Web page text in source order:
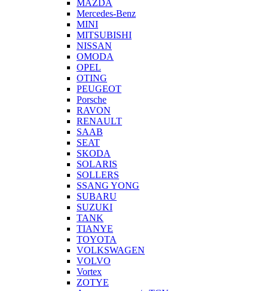
MAZDA
Mercedes-Benz
MINI
MITSUBISHI
NISSAN
OMODA
OPEL
OTING
PEUGEOT
Porsche
RAVON
RENAULT
SAAB
SEAT
SKODA
SOLARIS
SOLLERS
SSANG YONG
SUBARU
SUZUKI
TANK
TIANYE
TOYOTA
VOLKSWAGEN
VOLVO
Vortex
ZOTYE